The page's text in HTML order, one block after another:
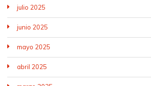
julio 2025
junio 2025
mayo 2025
abril 2025